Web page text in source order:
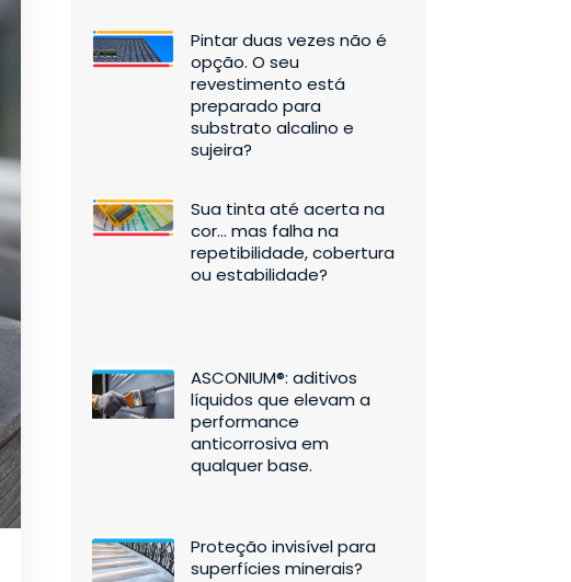
Pintar duas vezes não é
opção. O seu
revestimento está
preparado para
substrato alcalino e
sujeira?
Sua tinta até acerta na
cor… mas falha na
repetibilidade, cobertura
ou estabilidade?
ASCONIUM®: aditivos
líquidos que elevam a
performance
anticorrosiva em
qualquer base.
Proteção invisível para
superfícies minerais?